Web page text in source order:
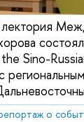
Sino-
о